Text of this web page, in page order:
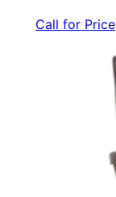
Call for Price